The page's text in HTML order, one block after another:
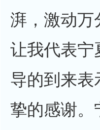
湃，激动万
让我代表宁
导的到来表
挚的感谢。